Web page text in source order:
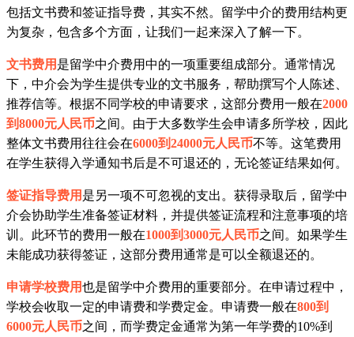
包括文书费和签证指导费，其实不然。留学中介的费用结构更
为复杂，包含多个方面，让我们一起来深入了解一下。
文书费用 是留学中介费用中的一项重要组成部分。通常情况
下，中介会为学生提供专业的文书服务，帮助撰写个人陈述、
推荐信等。根据不同学校的申请要求，这部分费用一般在2000
到8000元人民币之间。由于大多数学生会申请多所学校，因此
整体文书费用往往会在6000到24000元人民币不等。这笔费用
在学生获得入学通知书后是不可退还的，无论签证结果如何。
签证指导费用 是另一项不可忽视的支出。获得录取后，留学中
介会协助学生准备签证材料，并提供签证流程和注意事项的培
训。此环节的费用一般在1000到3000元人民币之间。如果学生
未能成功获得签证，这部分费用通常是可以全额退还的。
申请学校费用也是留学中介费用的重要部分。在申请过程中，
学校会收取一定的申请费和学费定金。申请费一般在800到
6000元人民币之间，而学费定金通常为第一年学费的10%到